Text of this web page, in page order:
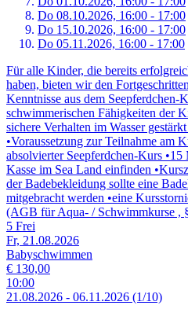
Do 08.10.2026, 16:00 - 17:00
Do 15.10.2026, 16:00 - 17:00
Do 05.11.2026, 16:00 - 17:00
Für alle Kinder, die bereits
haben, bieten wir den
Kenntnisse aus dem Seepferdchen-
schwimmerischen Fähigkeiten der
sichere Verhalten im Wasser
•Voraussetzung zur Teilnahme am
absolvierter Seepferdchen-Kurs
Kasse im Sea Land einfinden
der Badebekleidung sollte eine
mitgebracht werden •eine
(AGB für Aqua- / Schwimmkurse ,
5 Frei
Fr, 21.08.2026
Babyschwimmen
€ 130,00
10:00
21.08.2026 - 06.11.2026 (1/10)